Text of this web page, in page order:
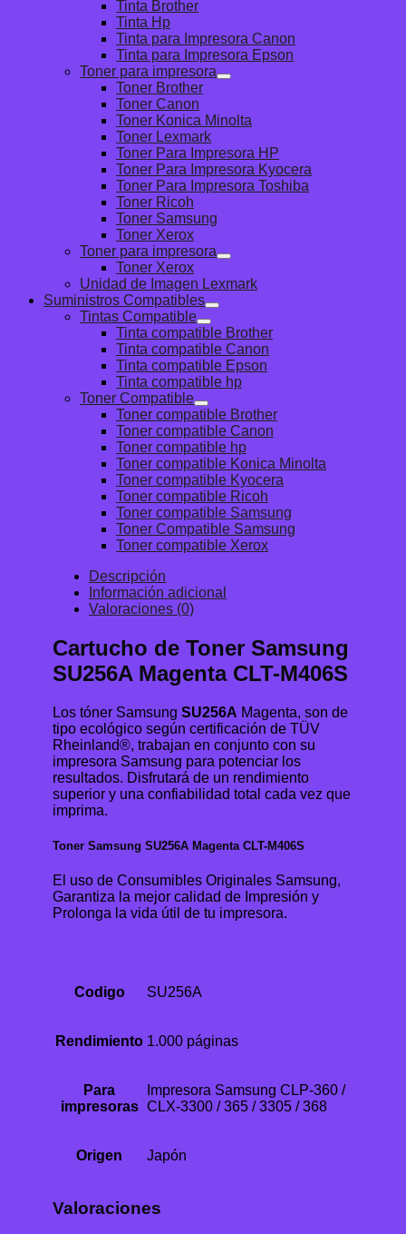
Tinta Brother
Tinta Hp
Tinta para Impresora Canon
Tinta para Impresora Epson
Toner para impresora
Toner Brother
Toner Canon
Toner Konica Minolta
Toner Lexmark
Toner Para Impresora HP
Toner Para Impresora Kyocera
Toner Para Impresora Toshiba
Toner Ricoh
Toner Samsung
Toner Xerox
Toner para impresora
Toner Xerox
Unidad de Imagen Lexmark
Suministros Compatibles
Tintas Compatible
Tinta compatible Brother
Tinta compatible Canon
Tinta compatible Epson
Tinta compatible hp
Toner Compatible
Toner compatible Brother
Toner compatible Canon
Toner compatible hp
Toner compatible Konica Minolta
Toner compatible Kyocera
Toner compatible Ricoh
Toner compatible Samsung
Toner Compatible Samsung
Toner compatible Xerox
Descripción
Información adicional
Valoraciones (0)
Cartucho de Toner Samsung
SU256A Magenta CLT-M406S
Los tóner Samsung SU256A Magenta, son de
tipo ecológico según certificación de TÜV
Rheinland®, trabajan en conjunto con su
impresora Samsung para potenciar los
resultados. Disfrutará de un rendimiento
superior y una confiabilidad total cada vez que
imprima.
Toner Samsung SU256A Magenta CLT-M406S
El uso de Consumibles Originales Samsung,
Garantiza la mejor calidad de Impresión y
Prolonga la vida útil de tu impresora.
Codigo SU256A
Rendimiento 1.000 páginas
Para
impresoras
Impresora Samsung CLP-360 /
CLX-3300 / 365 / 3305 / 368
Origen Japón
Valoraciones